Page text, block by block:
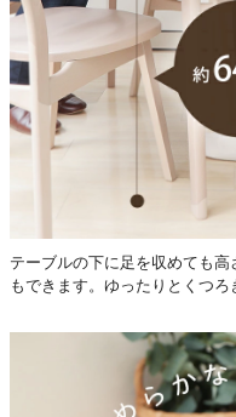
テーブルの下に足を収めても
もできます。ゆったりとくつろ